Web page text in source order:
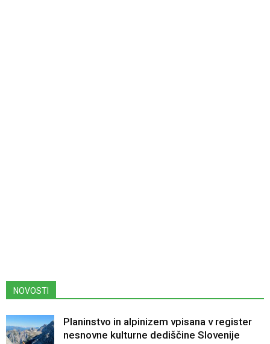
NOVOSTI
Planinstvo in alpinizem vpisana v register
nesnovne kulturne dediščine Slovenije